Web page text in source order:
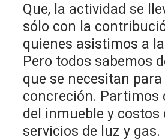
Que, la actividad se
sólo con la
quienes asistimos a
Pero todos sabemos
que se necesitan para
concreción. Partimos
del inmueble y costos
servicios de luz y gas.